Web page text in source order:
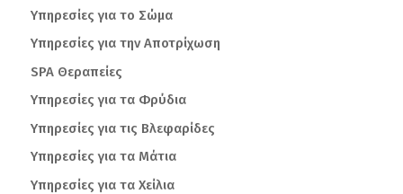
Υπηρεσίες για το Σώμα
Υπηρεσίες για την Αποτρίχωση
SPA Θεραπείες
Υπηρεσίες για τα Φρύδια
Υπηρεσίες για τις Βλεφαρίδες
Υπηρεσίες για τα Μάτια
Υπηρεσίες για τα Χείλια